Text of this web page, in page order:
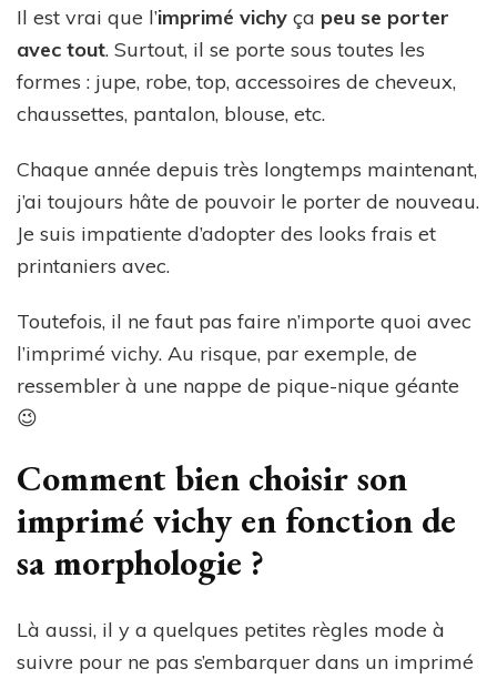
Il est vrai que l’imprimé vichy ça peu se porter
avec tout. Surtout, il se porte sous toutes les
formes : jupe, robe, top, accessoires de cheveux,
chaussettes, pantalon, blouse, etc.
Chaque année depuis très longtemps maintenant,
j’ai toujours hâte de pouvoir le porter de nouveau.
Je suis impatiente d’adopter des looks frais et
printaniers avec.
Toutefois, il ne faut pas faire n’importe quoi avec
l’imprimé vichy. Au risque, par exemple, de
ressembler à une nappe de pique-nique géante
😉
Comment bien choisir son
imprimé vichy en fonction de
sa morphologie ?
Là aussi, il y a quelques petites règles mode à
suivre pour ne pas s’embarquer dans un imprimé